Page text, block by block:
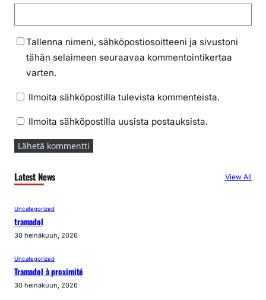
Tallenna nimeni, sähköpostiosoitteeni ja sivustoni
tähän selaimeen seuraavaa kommentointikertaa
varten.
Ilmoita sähköpostilla tulevista kommenteista.
Ilmoita sähköpostilla uusista postauksista.
Latest News View All
Uncategorized
tramadol
30 heinäkuun, 2026
Uncategorized
Tramadol à proximité
30 heinäkuun, 2026